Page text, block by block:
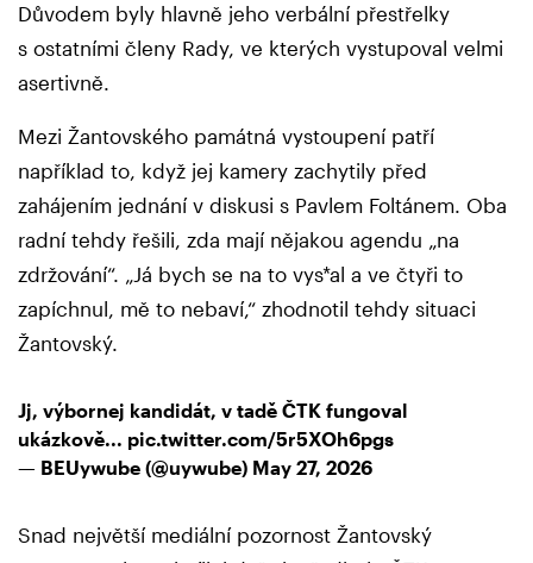
Důvodem byly hlavně jeho verbální přestřelky
s ostatními členy Rady, ve kterých vystupoval velmi
asertivně.
Mezi Žantovského památná vystoupení patří
například to, když jej kamery zachytily před
zahájením jednání v diskusi s Pavlem Foltánem. Oba
radní tehdy řešili, zda mají nějakou agendu „na
zdržování“. „Já bych se na to vys*al a ve čtyři to
zapíchnul, mě to nebaví,“ zhodnotil tehdy situaci
Žantovský.
Jj, výbornej kandidát, v tadě ČTK fungoval
ukázkově... pic.twitter.com/5r5XOh6pgs
— BEUywube (@uywube) May 27, 2026
Snad největší mediální pozornost Žantovský